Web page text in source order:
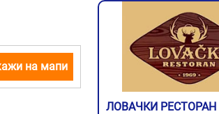
на мапи
ЛОВАЧКИ РЕСТОРАН